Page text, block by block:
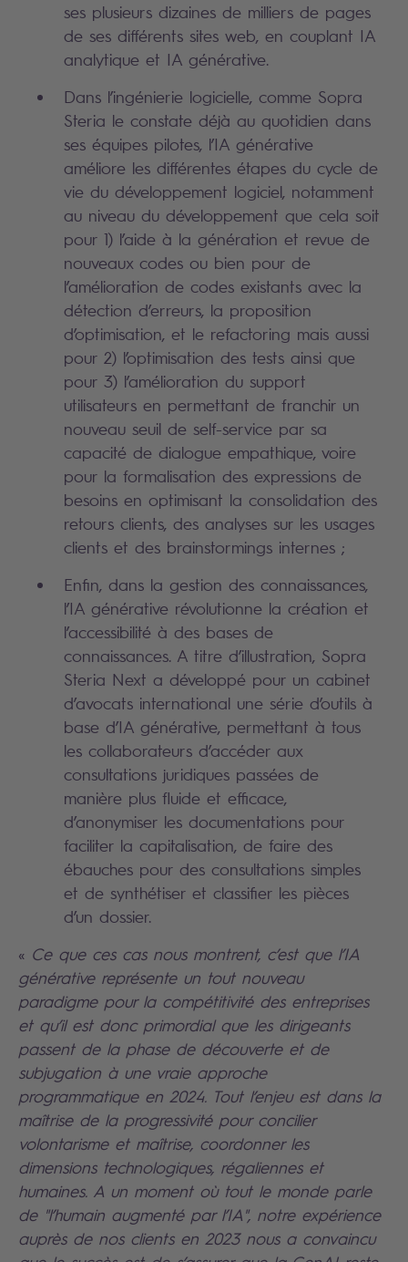
ses plusieurs dizaines de milliers de pages
de ses différents sites web, en couplant IA
analytique et IA générative.
Dans l’ingénierie logicielle, comme Sopra
Steria le constate déjà au quotidien dans
ses équipes pilotes, l’IA générative
améliore les différentes étapes du cycle de
vie du développement logiciel, notamment
au niveau du développement que cela soit
pour 1) l’aide à la génération et revue de
nouveaux codes ou bien pour de
l’amélioration de codes existants avec la
détection d’erreurs, la proposition
d’optimisation, et le refactoring mais aussi
pour 2) l’optimisation des tests ainsi que
pour 3) l’amélioration du support
utilisateurs en permettant de franchir un
nouveau seuil de self-service par sa
capacité de dialogue empathique, voire
pour la formalisation des expressions de
besoins en optimisant la consolidation des
retours clients, des analyses sur les usages
clients et des brainstormings internes ;
Enfin, dans la gestion des connaissances,
l’IA générative révolutionne la création et
l’accessibilité à des bases de
connaissances. A titre d’illustration, Sopra
Steria Next a développé pour un cabinet
d’avocats international une série d’outils à
base d’IA générative, permettant à tous
les collaborateurs d’accéder aux
consultations juridiques passées de
manière plus fluide et efficace,
d’anonymiser les documentations pour
faciliter la capitalisation, de faire des
ébauches pour des consultations simples
et de synthétiser et classifier les pièces
d’un dossier.
« Ce que ces cas nous montrent, c’est que l’IA
générative représente un tout nouveau
paradigme pour la compétitivité des entreprises
et qu’il est donc primordial que les dirigeants
passent de la phase de découverte et de
subjugation à une vraie approche
programmatique en 2024. Tout l’enjeu est dans la
maîtrise de la progressivité pour concilier
volontarisme et maîtrise, coordonner les
dimensions technologiques, régaliennes et
humaines. A un moment où tout le monde parle
de "l’humain augmenté par l’IA", notre expérience
auprès de nos clients en 2023 nous a convaincu